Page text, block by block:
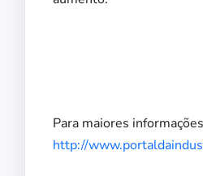
Para maiores
http://